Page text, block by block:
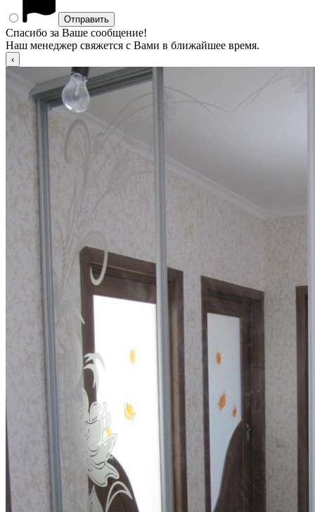
Спасибо за Ваше сообщение!
Наш менеджер свяжется с Вами в ближайшее время.